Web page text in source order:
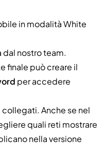
in modalità White
dal nostro team.
finale può creare il
per accedere
Anche se nel
quali reti mostrare
nella versione